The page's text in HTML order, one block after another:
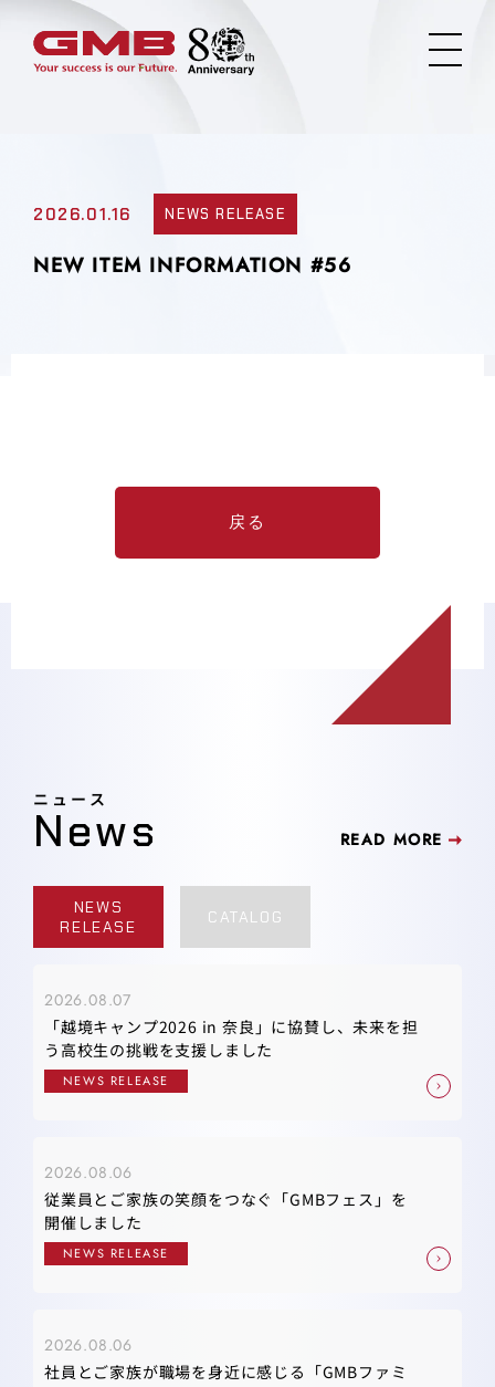
2026.01.16 NEWS RELEASE
NEW ITEM INFORMATION #56
戻る
ニュース
News READ MORE
NEWS
RELEASE
CATALOG
2026.08.07
「越境キャンプ2026 in 奈良」に協賛し、未来を担
う高校生の挑戦を支援しました
NEWS RELEASE
2026.08.06
従業員とご家族の笑顔をつなぐ「GMBフェス」を
開催しました
NEWS RELEASE
2026.08.06
社員とご家族が職場を身近に感じる「GMBファミ